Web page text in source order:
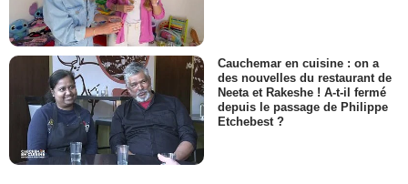
Cauchemar en cuisine : on a
des nouvelles du restaurant de
Neeta et Rakeshe ! A-t-il fermé
depuis le passage de Philippe
Etchebest ?